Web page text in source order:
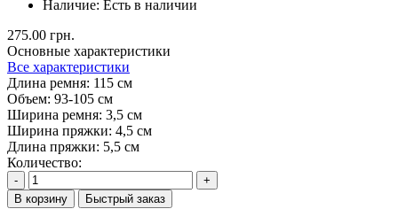
Наличие: Есть в наличии
275.00 грн.
Основные характеристики
Все характеристики
Длина ремня: 115 см
Объем: 93-105 см
Ширина ремня: 3,5 см
Ширина пряжки: 4,5 см
Длина пряжки: 5,5 см
Количество:
-
+
В корзину
Быстрый заказ